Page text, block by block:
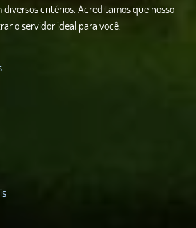
critérios. Acreditamos que nosso
o servidor ideal para você.